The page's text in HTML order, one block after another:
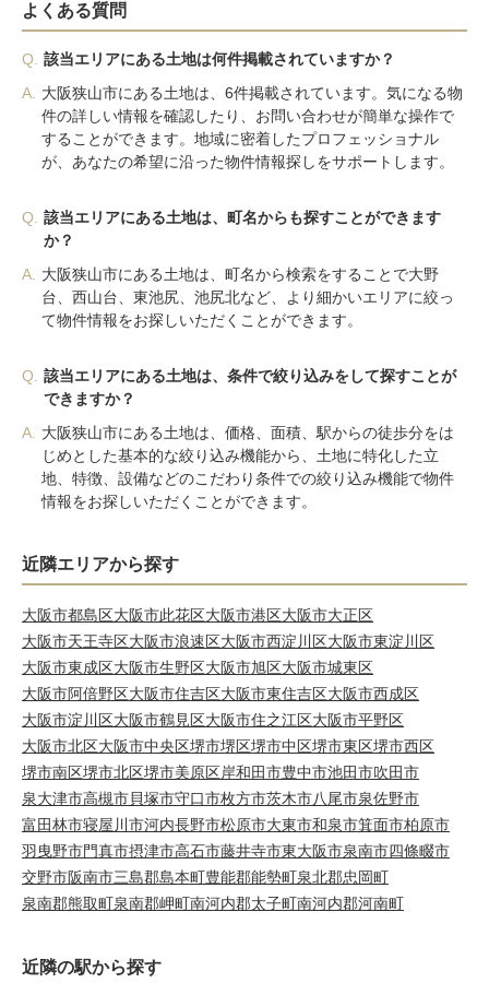
よくある質問
Q.
該当エリアにある土地は何件掲載されていますか？
A.
大阪狭山市にある土地は、6件掲載されています。気になる物
件の詳しい情報を確認したり、お問い合わせが簡単な操作で
することができます。地域に密着したプロフェッショナル
が、あなたの希望に沿った物件情報探しをサポートします。
Q.
該当エリアにある土地は、町名からも探すことができます
か？
A.
大阪狭山市にある土地は、町名から検索をすることで大野
台、西山台、東池尻、池尻北など、より細かいエリアに絞っ
て物件情報をお探しいただくことができます。
Q.
該当エリアにある土地は、条件で絞り込みをして探すことが
できますか？
A.
大阪狭山市にある土地は、価格、面積、駅からの徒歩分をは
じめとした基本的な絞り込み機能から、土地に特化した立
地、特徴、設備などのこだわり条件での絞り込み機能で物件
情報をお探しいただくことができます。
近隣エリアから探す
大阪市都島区大阪市此花区大阪市港区大阪市大正区
大阪市天王寺区大阪市浪速区大阪市西淀川区大阪市東淀川区
大阪市東成区大阪市生野区大阪市旭区大阪市城東区
大阪市阿倍野区大阪市住吉区大阪市東住吉区大阪市西成区
大阪市淀川区大阪市鶴見区大阪市住之江区大阪市平野区
大阪市北区大阪市中央区堺市堺区堺市中区堺市東区堺市西区
堺市南区堺市北区堺市美原区岸和田市豊中市池田市吹田市
泉大津市高槻市貝塚市守口市枚方市茨木市八尾市泉佐野市
富田林市寝屋川市河内長野市松原市大東市和泉市箕面市柏原市
羽曳野市門真市摂津市高石市藤井寺市東大阪市泉南市四條畷市
交野市阪南市三島郡島本町豊能郡能勢町泉北郡忠岡町
泉南郡熊取町泉南郡岬町南河内郡太子町南河内郡河南町
近隣の駅から探す